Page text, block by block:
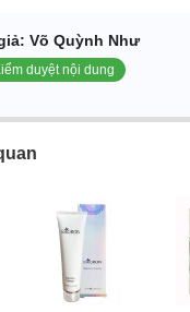
Võ Quỳnh Như
duyệt nội dung